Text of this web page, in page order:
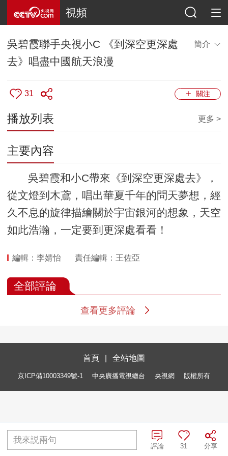
視頻
吳碧霞聯手央視小C 《到深空更深處
去》唱盡中國航天浪漫
簡介
31 關注
播放列表 更多 >
主要內容
吳碧霞和小C帶來《到深空更深處去》，
從文燈到木鳶，唱出華夏千年的問天夢想，經
久不息的旋律描繪關於宇宙銀河的想象，天空
如此浩瀚，一定要到更深處看看！
編輯：李婧怡 責任編輯：王佐亞
全部評論
查看更多評論
首頁 全站地圖
京ICP備10003349號-1 中央廣播電視總台 央視網 版權所有
我來説兩句
分享
31
評論